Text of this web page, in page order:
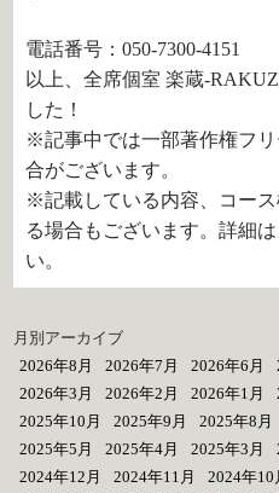
電話番号：050-7300-4151
以上、全席個室 楽蔵
した！
※記事中では一部著作権フ
合がございます。
※記載している内容、コー
る場合もございます。詳細
い。
月別アーカイブ
2026年8月
2026年7月 2026年6月
2026年3月
2026年2月 2026年1月
2025年10月
2025年9月 2025年8月
2025年5月
2025年4月 2025年3月
2024年12月
2024年11月 2024年10